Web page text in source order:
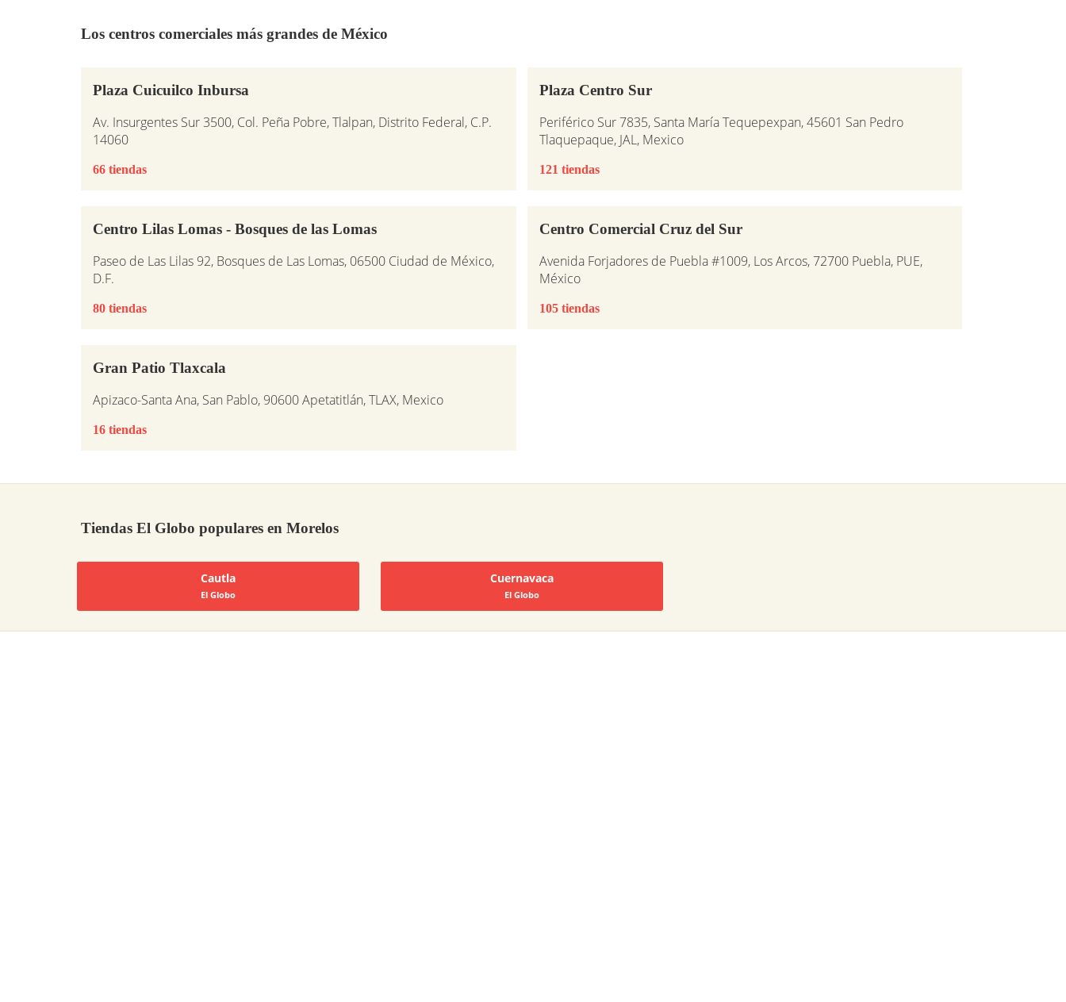
Los centros comerciales más grandes de México
Plaza Cuicuilco Inbursa
Av. Insurgentes Sur 3500, Col. Peña Pobre, Tlalpan, Distrito Federal, C.P.
14060
66 tiendas
Plaza Centro Sur
Periférico Sur 7835, Santa María Tequepexpan, 45601 San Pedro
Tlaquepaque, JAL, Mexico
121 tiendas
Centro Lilas Lomas - Bosques de las Lomas
Paseo de Las Lilas 92, Bosques de Las Lomas, 06500 Ciudad de México,
D.F.
80 tiendas
Centro Comercial Cruz del Sur
Avenida Forjadores de Puebla #1009, Los Arcos, 72700 Puebla, PUE,
México
105 tiendas
Gran Patio Tlaxcala
Apizaco-Santa Ana, San Pablo, 90600 Apetatitlán, TLAX, Mexico
16 tiendas
Tiendas El Globo populares en Morelos
Cautla
El Globo
Cuernavaca
El Globo